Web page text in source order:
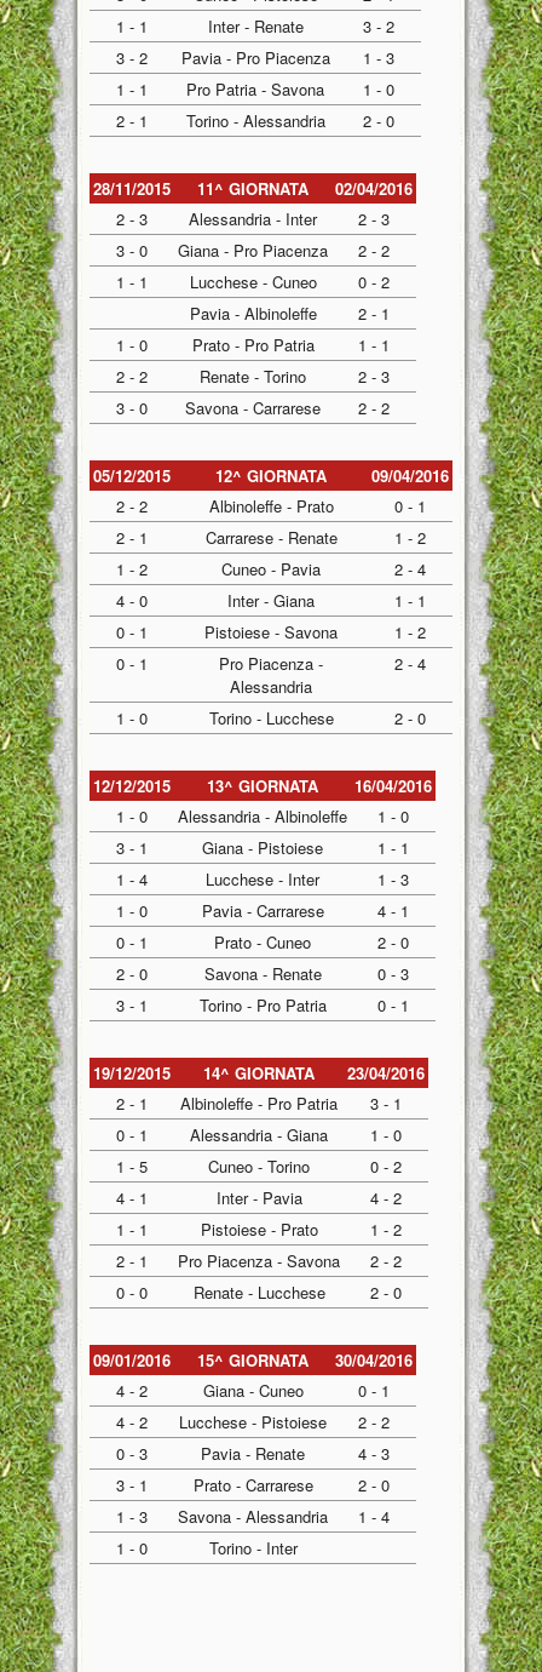
1 - 1
Inter - Renate
3 - 2
3 - 2
Pavia - Pro Piacenza
1 - 3
1 - 1
Pro Patria - Savona
1 - 0
2 - 1
Torino - Alessandria 2 - 0
28/11/2015 11^ GIORNATA
02/04/2016
2 - 3
Alessandria - Inter
2 - 3
3 - 0
Giana - Pro Piacenza
2 - 2
1 - 1
Lucchese - Cuneo
0 - 2
Pavia - Albinoleffe
2 - 1
1 - 0
Prato - Pro Patria
1 - 1
2 - 2
Renate - Torino
2 - 3
3 - 0
Savona - Carrarese 2 - 2
05/12/2015 12^ GIORNATA
09/04/2016
2 - 2
Albinoleffe - Prato
0 - 1
2 - 1
Carrarese - Renate
1 - 2
1 - 2
Cuneo - Pavia
2 - 4
4 - 0
Inter - Giana
1 - 1
0 - 1
Pistoiese - Savona
1 - 2
0 - 1
Pro Piacenza -
Alessandria
2 - 4
1 - 0 Torino - Lucchese 2 - 0
12/12/2015 13^ GIORNATA
16/04/2016
1 - 0
Alessandria - Albinoleffe
1 - 0
3 - 1
Giana - Pistoiese
1 - 1
1 - 4
Lucchese - Inter
1 - 3
1 - 0
Pavia - Carrarese
4 - 1
0 - 1
Prato - Cuneo
2 - 0
2 - 0
Savona - Renate
0 - 3
3 - 1
Torino - Pro Patria 0 - 1
19/12/2015 14^ GIORNATA
23/04/2016
2 - 1
Albinoleffe - Pro Patria
3 - 1
0 - 1
Alessandria - Giana
1 - 0
1 - 5
Cuneo - Torino
0 - 2
4 - 1
Inter - Pavia
4 - 2
1 - 1
Pistoiese - Prato
1 - 2
2 - 1
Pro Piacenza - Savona
2 - 2
0 - 0
Renate - Lucchese 2 - 0
09/01/2016 15^ GIORNATA
30/04/2016
4 - 2
Giana - Cuneo
0 - 1
4 - 2
Lucchese - Pistoiese
2 - 2
0 - 3
Pavia - Renate
4 - 3
3 - 1
Prato - Carrarese
2 - 0
1 - 3
Savona - Alessandria
1 - 4
1 - 0
Torino - Inter